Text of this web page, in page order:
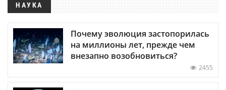
НАУКА
Почему эволюция застопорилась
на миллионы лет, прежде чем
внезапно возобновиться?
2455